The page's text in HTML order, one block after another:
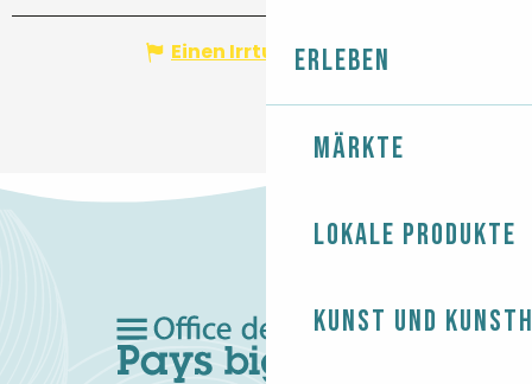
Erleben
Märkte
Lokale Produkte
Kunst und
Einen Irrtum angeben